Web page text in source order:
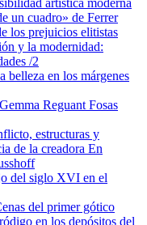
un cuadro» de Ferrer
los prejuicios elitistas
y la modernidad:
/2
belleza en los márgenes
Reguant Fosas
estructuras y
de la creadora En
del siglo XVI en el
del primer gótico
en los depósitos del